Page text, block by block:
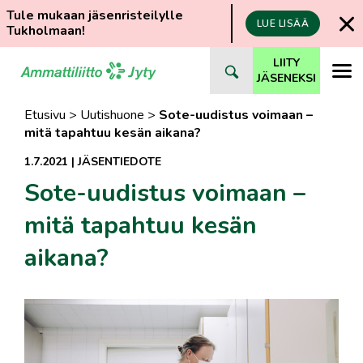
Tule mukaan jäsenristeilylle
Tukholmaan!
LUE LISÄÄ
suoraan
LIITY
JÄSENEKSI
Etusivu > Uutishuone > Sote-uudistus voimaan –
mitä tapahtuu kesän aikana?
1.7.2021 |JÄSENTIEDOTE
Sote-uudistus voimaan –
mitä tapahtuu kesän
aikana?